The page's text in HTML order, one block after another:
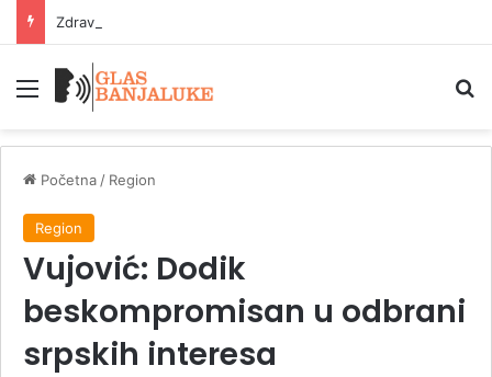
Zdrav doručak po preporuci doktorke sa Harvarda
Meni
Početna / Region
Region
Vujović: Dodik
beskompromisan u odbrani
srpskih interesa